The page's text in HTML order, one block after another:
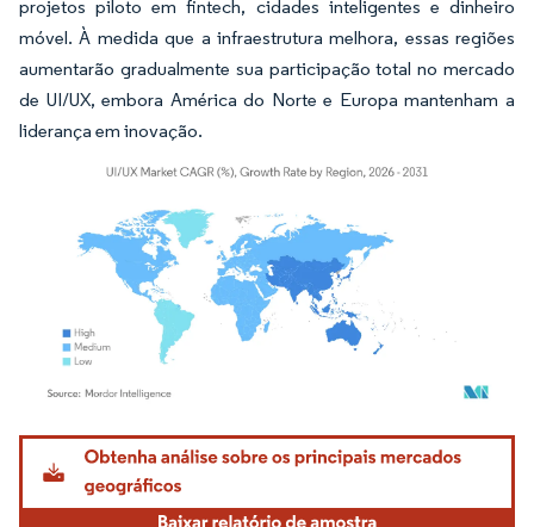
projetos piloto em fintech, cidades inteligentes e dinheiro
móvel. À medida que a infraestrutura melhora, essas regiões
aumentarão gradualmente sua participação total no mercado
de UI/UX, embora América do Norte e Europa mantenham a
liderança em inovação.
Imagem © Mordor Intelligence. O reuso requer atribuição conforme CC BY 4.0.